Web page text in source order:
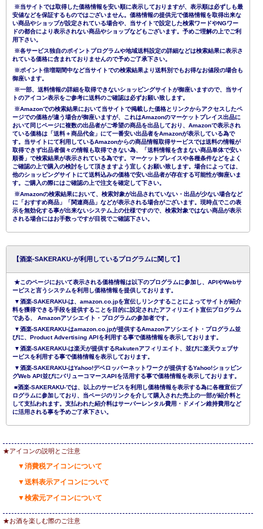
※当サイトでは取得した価格情報を安い順に表示しておりますが、表示順は必ずしも最
安値などを保証するものではございません。価格情報の提供元で価格情報を取得出来な
い商品やショップが設定されている場合や、当サイトで設定した検索ワードやNGワー
ドの都合により表示されない商品やショップなどもございます。予めご理解の上でご利
用下さい。
※各サービス独自のポイントプログラムや地域送料設定の詳細などは検索結果に表示さ
れている価格に含まれておりませんので予めご了承下さい。
※ポイント倍増期間中など当サイトでの検索結果より送料別でもお得なお値段の場合も
御座います。
※一部、送料情報の詳細を取得できないショッピングサイトが御座いますので、当サイ
トのアイコン表示をご参考に送料のご確認は必ずお願い致します。
※Amazonでの検索結果において当サイトで掲載した価格とリンクからアクセスしたペ
ージでの価格が違う場合が御座いますが、これはAmazonのマーケットプレイス出品に
おいて同じページに複数の出品者がご希望の商品を出品しており、Amazonで表示され
ている価格は「送料＋商品代金」にて一番安い出品者をAmazonが表示している為で
す。当サイトにて利用しているAmazonからの商品情報取得サービスでは送料の情報が
取得できず出品者個々の情報も取得できない為、「送料情報を含まない商品単体で安い
順番」で検索結果が表示されている為です。マーケットプレイスや各種条件などをよく
ご確認の上で購入の検討をして頂きますよう宜しくお願い致します。場合によっては、
他のショッピングサイトにて送料込みの価格で安い出品者が存在する可能性が御座いま
す。ご購入の際にはご確認の上で注文を確定して下さい。
※Amazonの検索結果において、検索対象が出品されていない・出品が少ない場合など
に「おすすめ商品」「関連商品」などが表示される場合がございます。現時点でこの表
示を無効化する事が出来ないシステム上の仕様ですので、検索対象ではない商品が表示
される場合にはお手数っですが目視でご確認下さい。
【酒楽-SAKERAKU-が利用しているプログラムに関して】
★このページにおいて表示される価格情報は以下のプログラムに参加し、APIやWebサ
ービスと言うシステムを利用し価格情報を提供しております。
▼酒楽-SAKERAKU-は、amazon.co.jpを宣伝しリンクすることによってサイトが紹介
料を獲得できる手段を提供することを目的に設定されたアフィリエイト宣伝プログラム
である、 Amazonアソシエイト・プログラムの参加者です。
▼酒楽-SAKERAKU-はamazon.co.jpが提供するAmazonアソシエイト・プログラム並
びに、Product Advertising APIを利用する事で価格情報を表示しております。
▼酒楽-SAKERAKU-は楽天が提供するRakutenアフィリエイト、並びに楽天ウェブサ
ービスを利用する事で価格情報を表示しております。
▼酒楽-SAKERAKU-はYahoo!デベロッパーネットワークが提供するYahoo!ショッピン
グWeb API並びにバリューコマースAPIを活用する事で価格情報を表示しております。
■酒楽-SAKERAKU-では、以上のサービスを利用し価格情報を表示する為に各種宣伝プ
ログラムに参加しており、当ページのリンクを介して購入された売上の一部が紹介料と
して支払われます。支払われた紹介料はサーバーレンタル費用・ドメイン維持費用など
に活用される事を予めご了承下さい。
★アイコンの説明とご注意
▼消費税アイコンについて
▼送料表示アイコンについて
▼検索元アイコンについて
★お酒を楽しむ際のご注意